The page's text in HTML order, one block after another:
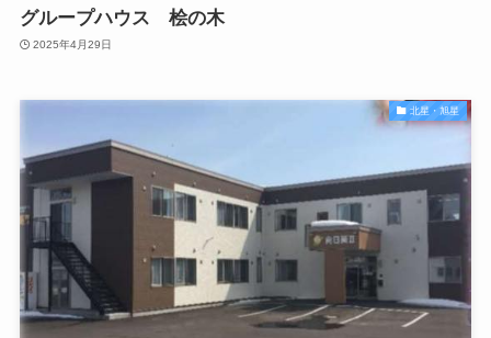
グループハウス 桧の木
2025年4月29日
北星・旭星